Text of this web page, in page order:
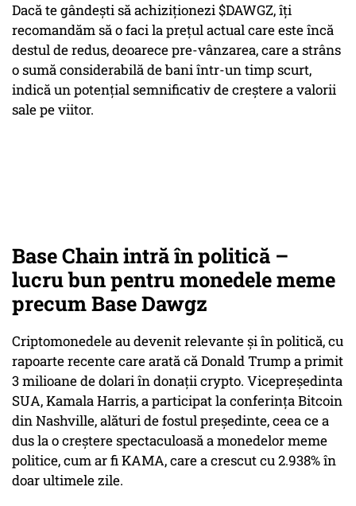
Dacă te gândești să achiziționezi $DAWGZ, îți
recomandăm să o faci la prețul actual care este încă
destul de redus, deoarece pre-vânzarea, care a strâns
o sumă considerabilă de bani într-un timp scurt,
indică un potențial semnificativ de creștere a valorii
sale pe viitor.
Base Chain intră în politică –
lucru bun pentru monedele meme
precum Base Dawgz
Criptomonedele au devenit relevante și în politică, cu
rapoarte recente care arată că Donald Trump a primit
3 milioane de dolari în donații crypto. Vicepreședinta
SUA, Kamala Harris, a participat la conferința Bitcoin
din Nashville, alături de fostul președinte, ceea ce a
dus la o creștere spectaculoasă a monedelor meme
politice, cum ar fi KAMA, care a crescut cu 2.938% în
doar ultimele zile.